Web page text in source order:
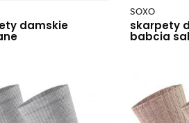
damskie
SOXO
skarpety
babcia